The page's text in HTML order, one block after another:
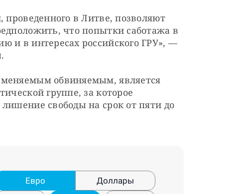
проведенного в Литве, позволяют
что попытки саботажа в
и в интересах российского ГРУ», —
обвиняемым, является
группе, за которое
свободы на срок от пяти до
Евро
Доллары